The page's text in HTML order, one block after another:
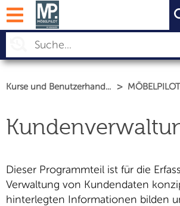
Kurse und Benutzerhand... >
Dieser Programmteil ist für die
Verwaltung von Kundendaten
hinterlegten Informationen bilden